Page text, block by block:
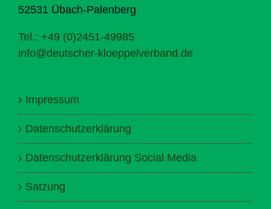
52531 Übach-Palenberg
Tel.: +49 (0)2451-49985
info@deutscher-kloeppelverband.de
Impressum
Datenschutzerklärung
Datenschutzerklärung Social Media
Satzung